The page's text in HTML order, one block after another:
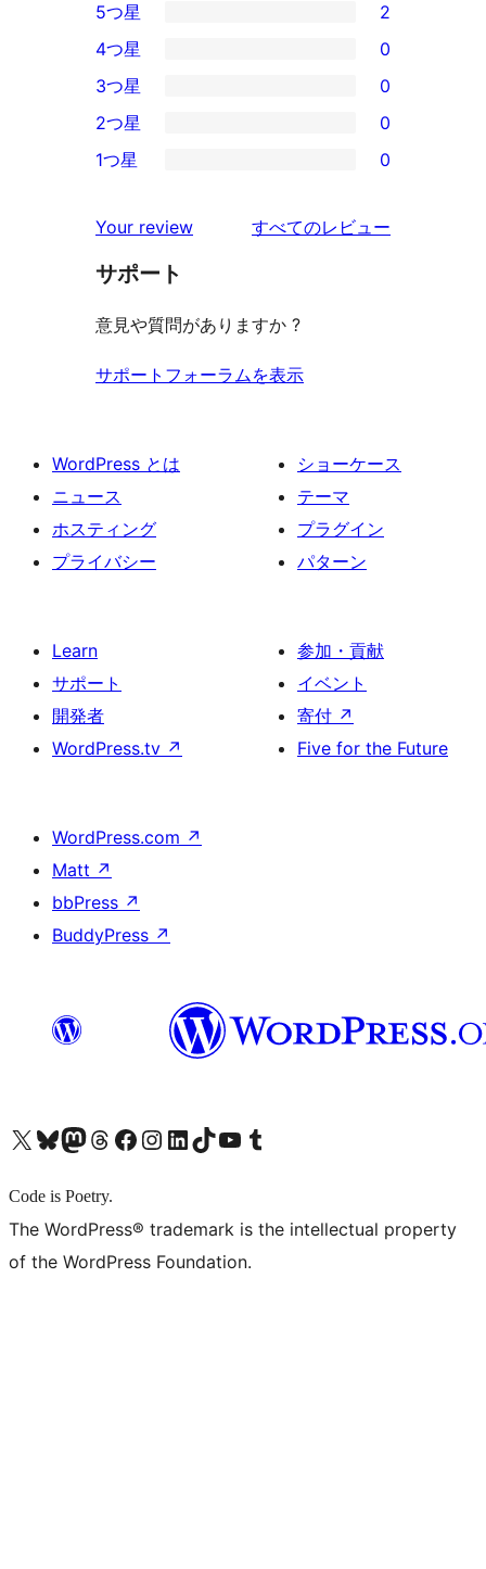
2
5-
星
レ
ビ
ー
5つ星 2
4-
星
レ
ュ
ー
4つ星 0
0
3-
星
ビ
ュ
3つ星 0
2-
レ
ビ
ー
2つ星 0
星
レ
ュ
ー
1つ星 0
Your review すべてのレビュー
サポート
意見や質問がありますか ?
サポートフォーラムを表示
WordPress とは
ニュース
ホスティング
プライバシー
ショーケース
テーマ
プラグイン
パターン
Learn
サポート
開発者
WordPress.tv ↗
参加・貢献
イベント
寄付 ↗
Five for the Future
WordPress.com ↗
Matt ↗
bbPress ↗
BuddyPress ↗
X (旧 Twitter) アカウントへBluesky アカウントへMastodon アカウントへThreads アカウントへ Facebook ページへInstagram アカウントへ LinkedIn アカウントへTikTok アカウントへYouTube チャンネルへ Tumblr アカウントへ
Code is Poetry.
The WordPress® trademark is the intellectual property
of the WordPress Foundation.